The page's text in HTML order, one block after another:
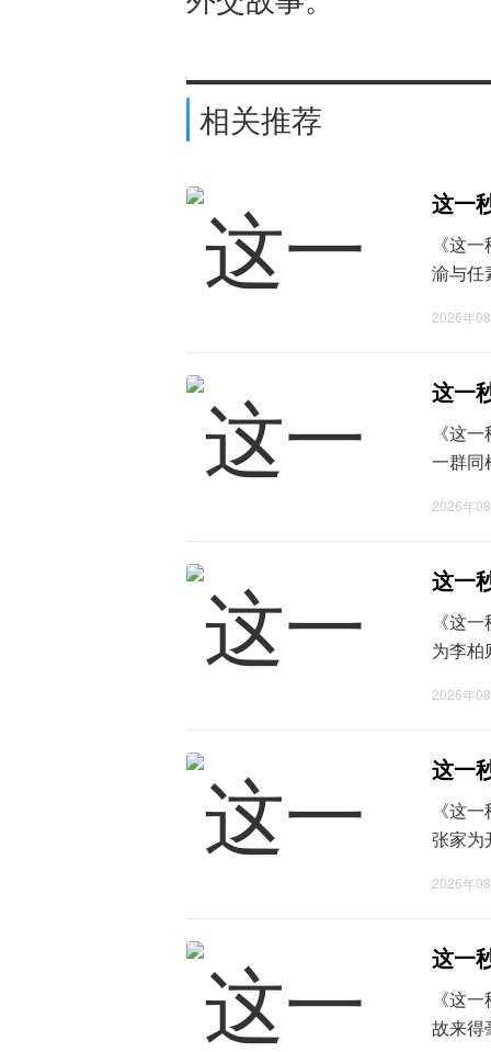
相关推荐
这一
《这
渝与任
于成全
2026年
这一
《这
一群同
来。叶
2026年
这一
《这
为李柏
航校的
2026年
这一
《这
张家为
划，他
2026年
这一
《这
故来得